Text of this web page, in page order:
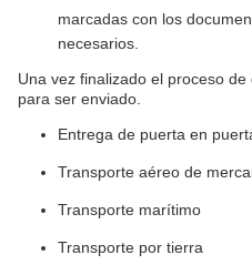
marcadas con los
necesarios.
Una vez finalizado el proceso
para ser enviado.
Entrega de puerta en
Transporte aéreo de
Transporte marítimo
Transporte por tierra